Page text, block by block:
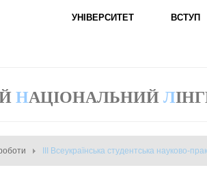
УНІВЕРСИТЕТ ВСТУП
НАЦІОНАЛЬНИЙ Л
ІІI Всеукраїнська студентська науково-